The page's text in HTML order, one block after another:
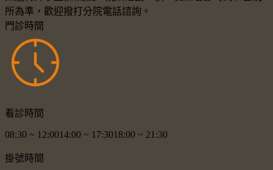
所為準，歡迎撥打分院電話諮詢。
門診時間
看診時間
08:30 ~ 12:0014:00 ~ 17:3018:00 ~ 21:30
掛號時間